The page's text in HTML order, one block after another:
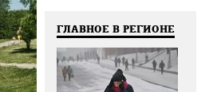
ГЛАВНОЕ В РЕГИОНЕ